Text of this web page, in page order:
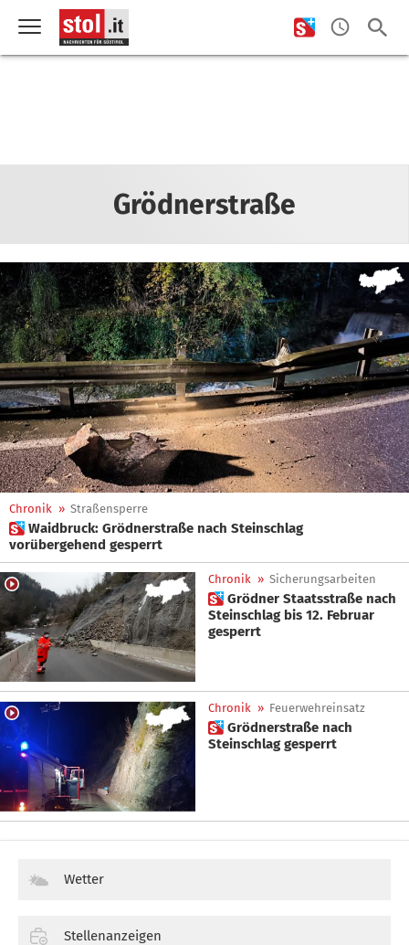
Grödnerstraße
Chronik » Straßensperre
 Waidbruck: Grödnerstraße nach Steinschlag
vorübergehend gesperrt
Chronik » Sicherungsarbeiten
 Grödner Staatsstraße nach
Steinschlag bis 12. Februar
gesperrt
Chronik » Feuerwehreinsatz
 Grödnerstraße nach
Steinschlag gesperrt
Wetter
Stellenanzeigen